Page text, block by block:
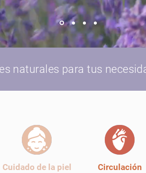
naturales para tus
Cuidado de la piel Circulación